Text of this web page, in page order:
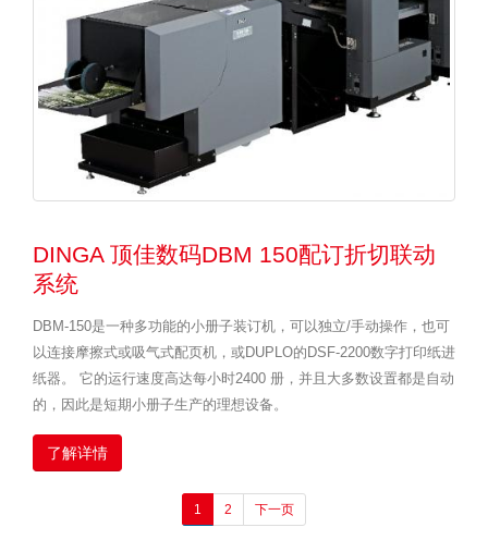
DINGA 顶佳数码DBM 150配订折切联动
系统
DBM-150是一种多功能的小册子装订机，可以独立/手动操作，也可
以连接摩擦式或吸气式配页机，或DUPLO的DSF-2200数字打印纸进
纸器。 它的运行速度高达每小时2400 册，并且大多数设置都是自动
的，因此是短期小册子生产的理想设备。
了解详情
1 2 下一页